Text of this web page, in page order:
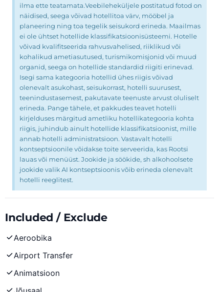
ilma ette teatamata.Veebileheküljele postitatud fotod on
näidised, seega võivad hotellitoa värv, mööbel ja
planeering ning toa tegelik seisukord erineda. Maailmas
ei ole ühtset hotellide klassifikatsioonisüsteemi. Hotelle
võivad kvalifitseerida rahvusvahelised, riiklikud või
kohalikud ametiasutused, turismikomisjonid või muud
organid, seega on hotellide standardid riigiti erinevad.
Isegi sama kategooria hotellid ühes riigis võivad
olenevalt asukohast, seisukorrast, hotelli suurusest,
teenindustasemest, pakutavate teenuste arvust oluliselt
erineda. Pange tähele, et pakkudes teavet hotelli
kirjelduses märgitud ametliku hotellikategooria kohta
riigis, juhindub ainult hotellide klassifikatsioonist, mille
annab hotelli administratsioon. Vastavalt hotelli
kontseptsioonile võidakse toite serveerida, kas Rootsi
lauas või menüüst. Jookide ja söökide, sh alkohoolsete
jookide valik AI kontseptsioonis võib erineda olenevalt
hotelli reeglitest.
Included / Exclude
Aeroobika
Airport Transfer
Animatsioon